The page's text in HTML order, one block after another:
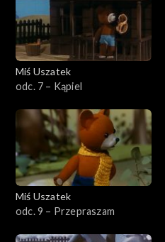
Miś Uszatek
odc. 7 – Kąpiel
Miś Uszatek
odc. 9 – Przepraszam